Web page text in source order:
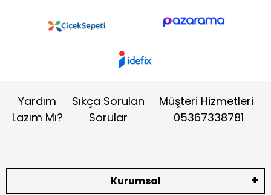
Yardım
Lazım Mı?
Sıkça Sorulan
Sorular
Müşteri Hizmetleri
05367338781
Kurumsal